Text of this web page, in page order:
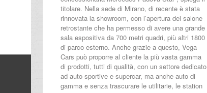
titolare. Nella sede di Mirano, di recente è stata
rinnovata la showroom, con l’apertura del salone
retrostante che ha permesso di avere una grande
sala espositiva da 700 metri quadri, più altri 1800
di parco esterno. Anche grazie a questo, Vega
Cars può proporre al cliente la più vasta gamma
di prodotti, tutti di qualità, con un settore dedicato
ad auto sportive e supercar, ma anche auto di
gamma e senza trascurare le utilitarie, le station